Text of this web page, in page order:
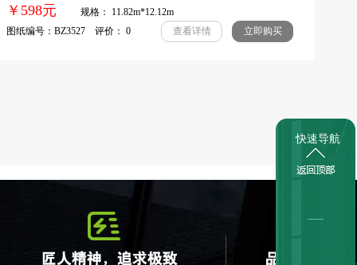
￥598元
规格： 11.82m*12.12m
图纸编号：BZ3527 评价： 0
查看详情 立即购买
快速导航